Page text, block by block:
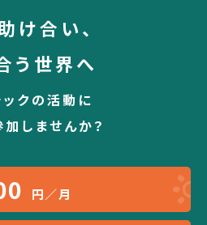
け合い、
う世界へ
クの活動に
しませんか？
円／月